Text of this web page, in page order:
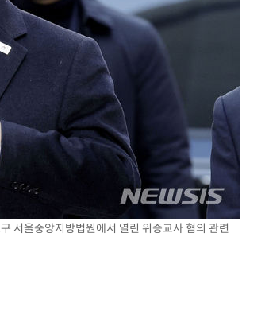
서울중앙지방법원에서 열린 위증교사 혐의 관련